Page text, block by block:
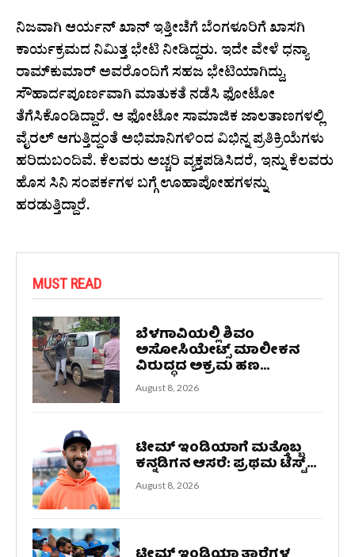
ನಿಜವಾಗಿ ಆರ್ಯನ್ ಖಾನ್ ಇತ್ತೀಚೆಗೆ ಬೆಂಗಳೂರಿಗೆ ಖಾಸಗಿ
ಕಾರ್ಯಕ್ರಮದ ನಿಮಿತ್ತ ಭೇಟಿ ನೀಡಿದ್ದರು. ಇದೇ ವೇಳೆ ಧನ್ಯಾ
ರಾಮ್‌ಕುಮಾರ್ ಅವರೊಂದಿಗೆ ಸಹಜ ಭೇಟಿಯಾಗಿದ್ದು,
ಸೌಹಾರ್ದಪೂರ್ಣವಾಗಿ ಮಾತುಕತೆ ನಡೆಸಿ ಫೋಟೋ
ತೆಗೆಸಿಕೊಂಡಿದ್ದಾರೆ. ಆ ಫೋಟೋ ಸಾಮಾಜಿಕ ಜಾಲತಾಣಗಳಲ್ಲಿ
ವೈರಲ್ ಆಗುತ್ತಿದ್ದಂತೆ ಅಭಿಮಾನಿಗಳಿಂದ ವಿಭಿನ್ನ ಪ್ರತಿಕ್ರಿಯೆಗಳು
ಹರಿದುಬಂದಿವೆ. ಕೆಲವರು ಅಚ್ಚರಿ ವ್ಯಕ್ತಪಡಿಸಿದರೆ, ಇನ್ನು ಕೆಲವರು
ಹೊಸ ಸಿನಿ ಸಂಪರ್ಕಗಳ ಬಗ್ಗೆ ಊಹಾಪೋಹಗಳನ್ನು
ಹರಡುತ್ತಿದ್ದಾರೆ.
MUST READ
ಬೆಳಗಾವಿಯಲ್ಲಿ ಶಿವಂ
ಅಸೋಸಿಯೇಟ್ಸ್ ಮಾಲೀಕನ
ವಿರುದ್ಧದ ಅಕ್ರಮ ಹಣ...
August 8, 2026
ಟೀಮ್ ಇಂಡಿಯಾಗೆ ಮತ್ತೊಬ್ಬ
ಕನ್ನಡಿಗನ ಆಸರೆ: ಪ್ರಥಮ ಟೆಸ್ಟ್...
August 8, 2026